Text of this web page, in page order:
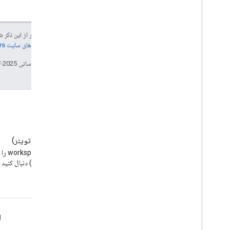
جز در مواردی که غیر از این
خطمشی‌های سایت Google Developers‏
تاریخ آخرین به‌روزرسانی 2025-07-25 به‌وقت ساعت هماهنگ جهانی.
(توئیتر) دنبال کنید